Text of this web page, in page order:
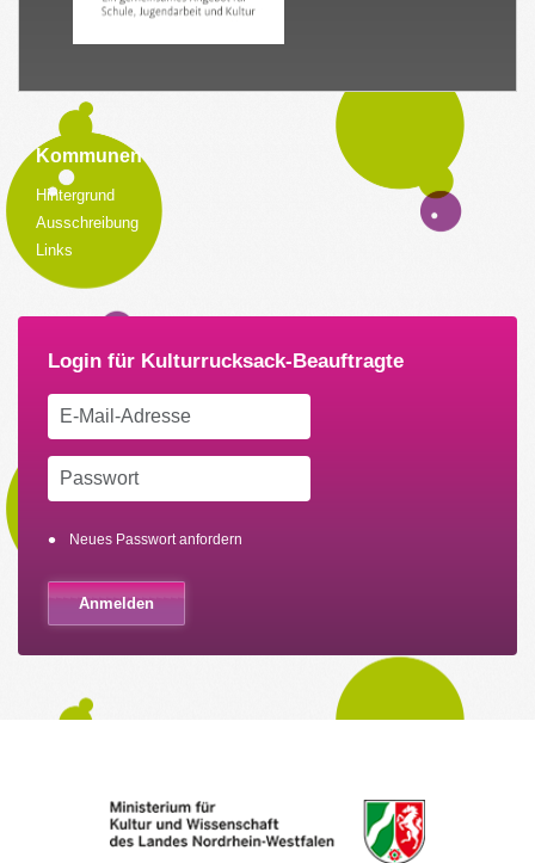
Kommunen
Hintergrund
Ausschreibung
Links
Neues Passwort anfordern